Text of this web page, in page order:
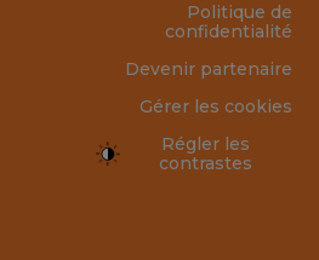
Politique de
confidentialité
Devenir partenaire
Gérer les cookies
Régler les
contrastes